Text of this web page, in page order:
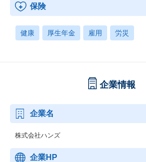
保険
健康 厚生年金 雇用 労災
企業情報
企業名
株式会社ハンズ
企業HP